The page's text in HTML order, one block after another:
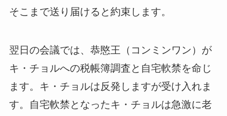
そこまで送り届けると約束します。
翌日の会議では、恭愍王（コンミンワン）が
キ・チョルへの税帳簿調査と自宅軟禁を命じ
ます。キ・チョルは反発しますが受け入れま
す。自宅軟禁となったキ・チョルは急激に老